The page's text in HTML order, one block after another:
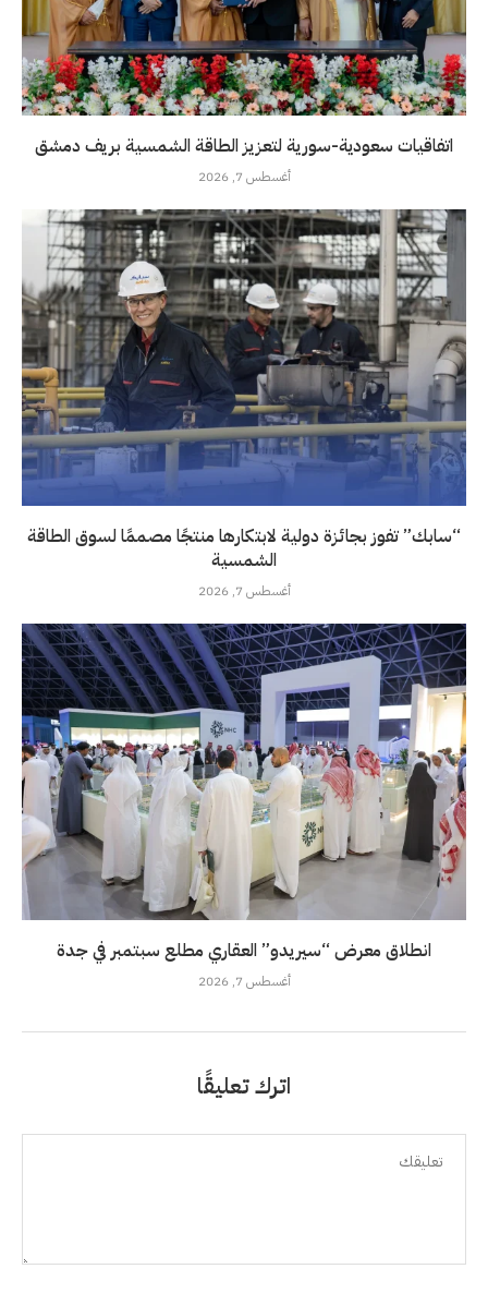
اتفاقيات سعودية-سورية لتعزيز الطاقة الشمسية بريف دمشق
أغسطس 7, 2026
“سابك” تفوز بجائزة دولية لابتكارها منتجًا مصممًا لسوق الطاقة
الشمسية
أغسطس 7, 2026
انطلاق معرض “سيريدو” العقاري مطلع سبتمبر في جدة
أغسطس 7, 2026
اترك تعليقًا